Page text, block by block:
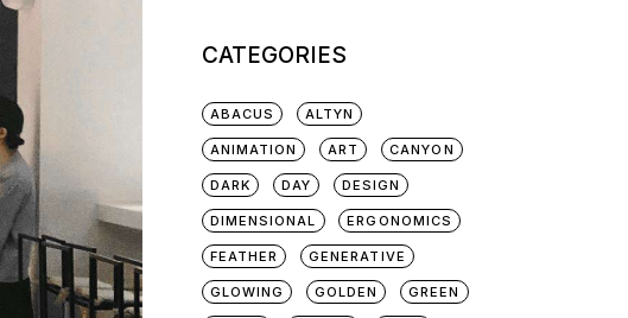
CATEGORIES
ABACUS ALTYN
ANIMATION ART CANYON
DARK DAY DESIGN
DIMENSIONAL ERGONOMICS
FEATHER GENERATIVE
GLOWING GOLDEN GREEN